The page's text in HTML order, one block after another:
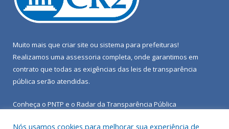
Muito mais que criar site ou sistema para prefeituras!
Realizamos uma assessoria completa, onde garantimos em
contrato que todas as exigências das leis de transparência
pública serão atendidas.
Conheça o PNTP e o Radar da Transparência Pública
Nós usamos cookies para melhorar sua experiência de